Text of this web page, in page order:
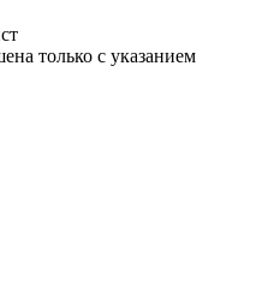
только с указанием